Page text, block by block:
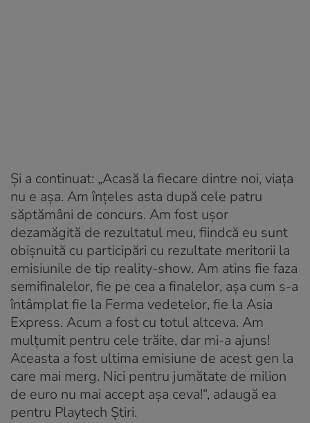
Și a continuat: „Acasă la fiecare dintre noi, viața
nu e așa. Am înțeles asta după cele patru
săptămâni de concurs. Am fost ușor
dezamăgită de rezultatul meu, fiindcă eu sunt
obișnuită cu participări cu rezultate meritorii la
emisiunile de tip reality-show. Am atins fie faza
semifinalelor, fie pe cea a finalelor, așa cum s-a
întâmplat fie la Ferma vedetelor, fie la Asia
Express. Acum a fost cu totul altceva. Am
mulțumit pentru cele trăite, dar mi-a ajuns!
Aceasta a fost ultima emisiune de acest gen la
care mai merg. Nici pentru jumătate de milion
de euro nu mai accept așa ceva!“, adaugă ea
pentru Playtech Știri.